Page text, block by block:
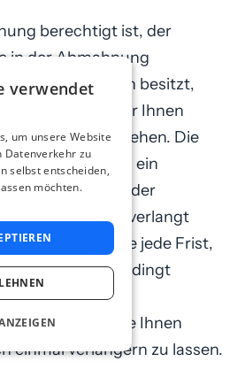
berechtigt ist, der
in der Abmahnung
tatsächlich besitzt,
nach Ablauf der Ihnen
vor Gericht ziehen. Die
Kosten sind um ein
die Kosten, die der
die Abmahnung verlangt
Hintergrund sollte jede Frist,
so kurz ist, unbedingt
ist es möglich, die Ihnen
einmal verlängern zu lassen.
verwendet
um unsere Website
Datenverkehr zu
selbst entscheiden,
möchten.